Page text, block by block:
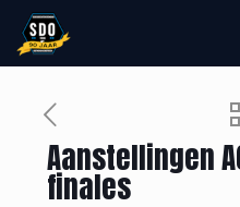
Aanstellingen
finales